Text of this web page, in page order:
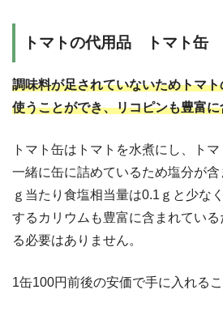
トマトの代用品 トマト缶
調味料が足されていないためトマ
使うことができ、リコピンも豊富
トマト缶はトマトを水煮にし、ト
一緒に缶に詰めているため塩分が
ｇ当たり食塩相当量は0.1ｇと少な
するカリウムも豊富に含まれてい
る必要はありません。
1缶100円前後の安価で手に入れるこ